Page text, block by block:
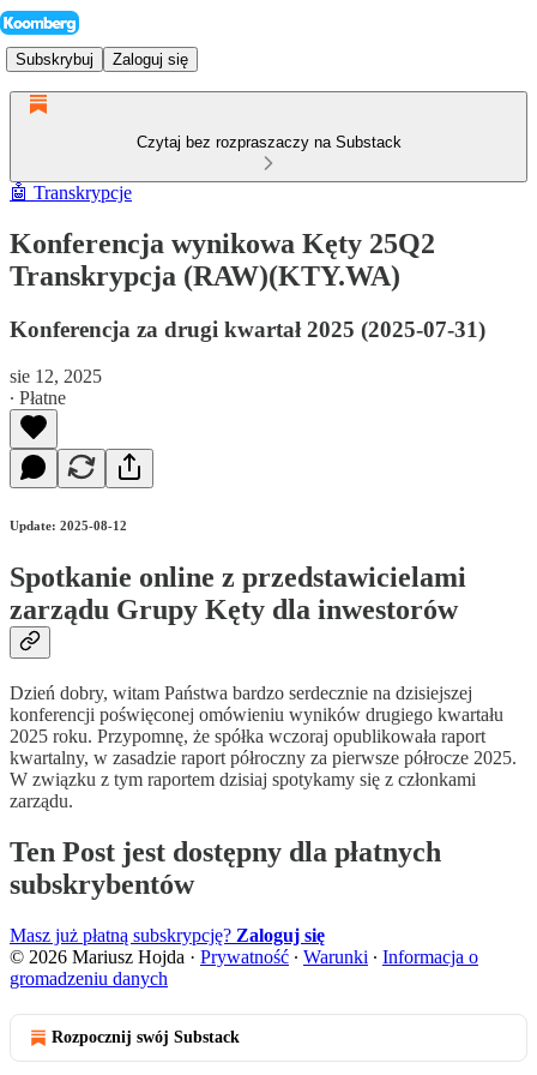
Subskrybuj Zaloguj się
Czytaj bez rozpraszaczy na Substack
🤖 Transkrypcje
Konferencja wynikowa Kęty 25Q2
Transkrypcja (RAW)(KTY.WA)
Konferencja za drugi kwartał 2025 (2025-07-31)
sie 12, 2025
∙ Płatne
Update: 2025-08-12
Spotkanie online z przedstawicielami
zarządu Grupy Kęty dla inwestorów
Dzień dobry, witam Państwa bardzo serdecznie na dzisiejszej
konferencji poświęconej omówieniu wyników drugiego kwartału
2025 roku. Przypomnę, że spółka wczoraj opublikowała raport
kwartalny, w zasadzie raport półroczny za pierwsze półrocze 2025.
W związku z tym raportem dzisiaj spotykamy się z członkami
zarządu.
Ten Post jest dostępny dla płatnych
subskrybentów
Masz już płatną subskrypcję? Zaloguj się
© 2026 Mariusz Hojda · Prywatność ∙ Warunki ∙ Informacja o
gromadzeniu danych
Rozpocznij swój Substack